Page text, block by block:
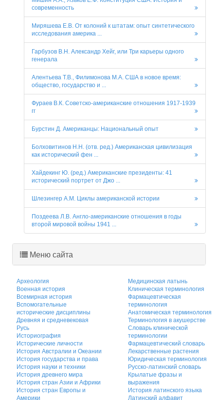
современность
Миряшева Е.В. От колоний к штатам: опыт синтетического
исследования америка ...
Гарбузов В.Н. Александр Хейг, или Три карьеры одного
генерала
Алентьева Т.В., Филимонова М.А. США в новое время:
общество, государство и ...
Фураев В.К. Советско-американские отношения 1917-1939
гг
Бурстин Д. Американцы: Национальный опыт
Болховитинов Н.Н. (отв. ред.) Американская цивилизация
как исторический фен ...
Хайдекинг Ю. (ред.) Американские президенты: 41
исторический портрет от Джо ...
Шлезингер А.М. Циклы американской истории
Поздеева Л.В. Англо-американские отношения в годы
второй мировой войны 1941 ...
Меню сайта
Археология
Военная история
Всемирная история
Вспомогательные
исторические дисциплины
Древняя и средневековая
Русь
Историография
Исторические личности
История Австралии и Океании
История государства и права
История науки и техники
История древнего мира
История стран Азии и Африки
История стран Европы и
Америки
Медицинская латынь
Клиническая терминология
Фармацевтическая
терминология
Анатомическая терминология
Терминология в акушерстве
Словарь клинической
терминологии
Фармацевтический словарь
Лекарственные растения
Юридическая терминология
Русско-латинский словарь
Крылатые фразы и
выражения
История латинского языка
Латинский алфавит